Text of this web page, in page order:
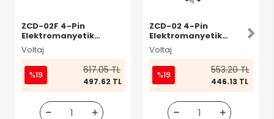
ZCD-02F 4-Pin
Elektromanyetik
Switch
Voltaj
%19 617.05 TL
497.62 TL
ZCD-02 4-Pin
Elektromanyetik
Switch
Voltaj
%19 553.20 TL
446.13 TL